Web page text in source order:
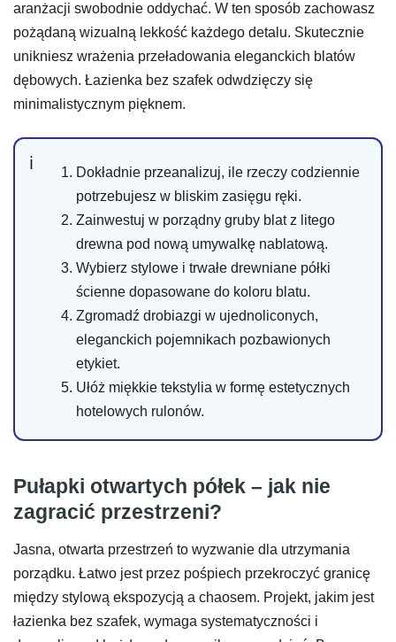
aranżacji swobodnie oddychać. W ten sposób zachowasz
pożądaną wizualną lekkość każdego detalu. Skutecznie
unikniesz wrażenia przeładowania eleganckich blatów
dębowych. Łazienka bez szafek odwdzięczy się
minimalistycznym pięknem.
Dokładnie przeanalizuj, ile rzeczy codziennie
potrzebujesz w bliskim zasięgu ręki.
Zainwestuj w porządny gruby blat z litego
drewna pod nową umywalkę nablatową.
Wybierz stylowe i trwałe drewniane półki
ścienne dopasowane do koloru blatu.
Zgromadź drobiazgi w ujednoliconych,
eleganckich pojemnikach pozbawionych
etykiet.
Ułóż miękkie tekstylia w formę estetycznych
hotelowych rulonów.
Pułapki otwartych półek – jak nie
zagracić przestrzeni?
Jasna, otwarta przestrzeń to wyzwanie dla utrzymania
porządku. Łatwo jest przez pośpiech przekroczyć granicę
między stylową ekspozycją a chaosem. Projekt, jakim jest
łazienka bez szafek, wymaga systematyczności i